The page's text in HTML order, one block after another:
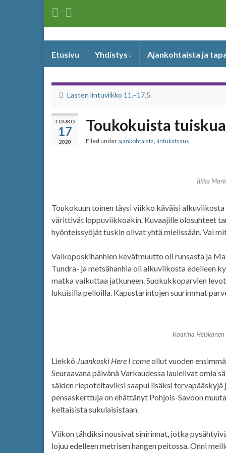
Etusivu Yhdistys Ajankohtaista ja
Lasten lintuviikko 11.–17.5.
TOUKO
17
2020
Toukokuista tuiskua
Filed underajankohtaista, lintukatsaus
Ilkka
Toukokuun toinen täysi viikko käväisi alkuviikosta
värittivät loppuviikkoakin. Kuvaajille olosuhteet
hyönteissyöjät tuskin olivat yhtä mielissään. Vai
Valkoposkihanhien kevätmuutto oli runsasta ja
Tundra- ja metsähanhia oli alkuviikosta edelleen
matka vaikuttaa jatkuneen. Suokukkoparvien
lukuisilla pelloilla. Kapustarintojen suurimmat
Kaarina
Liekkö Juankoski Here I comeollut vuoden
Seuraavana päivänä Varkaudessa laulelivat omia
säiden riepoteltaviksi saapui lisäksi
pensaskerttuja on ehättänyt Pohjois-Savoon
keltaisista sukulaisistaan.
Viikon tähdiksi nousivat sinirinnat, jotka
lojuu edelleen metrisen hangen peitossa. Onni